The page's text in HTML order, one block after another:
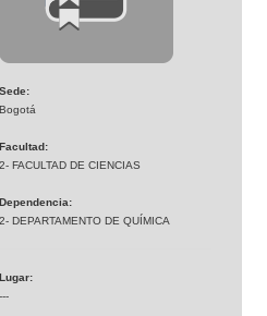
Sede:
Bogotá
Facultad:
2- FACULTAD DE CIENCIAS
Dependencia:
2- DEPARTAMENTO DE QUÍMICA
Lugar:
---